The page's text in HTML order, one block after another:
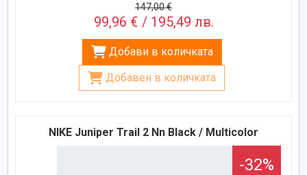
147,00 €
99,96 € / 195,49 лв.
Добави в количката
Добавен в количката
NIKE Juniper Trail 2 Nn Black / Multicolor
-32%